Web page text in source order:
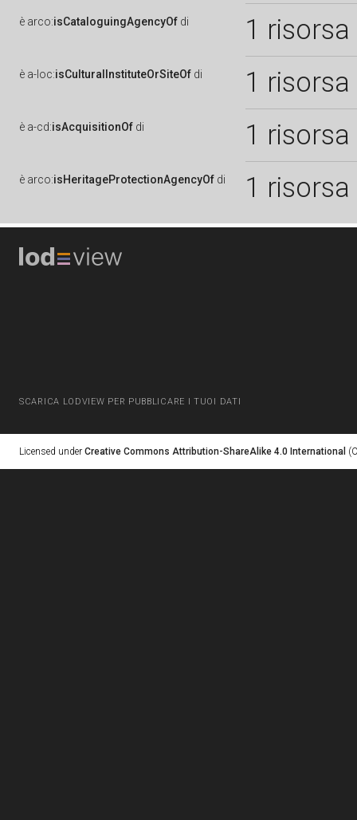
è arco:isCataloguingAgencyOf di 1 risorsa
è a-loc:isCulturalInstituteOrSiteOf di 1 risorsa
è a-cd:isAcquisitionOf di 1 risorsa
è arco:isHeritageProtectionAgencyOf di 1 risorsa
SCARICA LODVIEW PER PUBBLICARE I TUOI DATI
Licensed under Creative Commons Attribution-ShareAlike 4.0 International